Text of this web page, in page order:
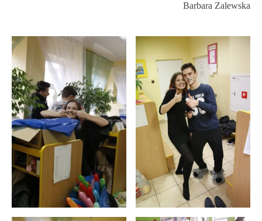
Barbara Zalewska